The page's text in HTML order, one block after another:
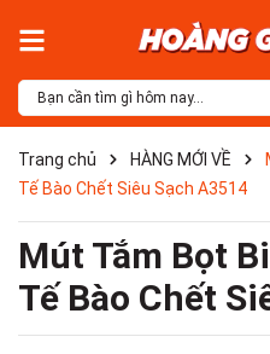
Trang chủ HÀNG MỚI VỀ
Tế Bào Chết Siêu Sạch A3514
Mút Tắm Bọt
Tế Bào Chết